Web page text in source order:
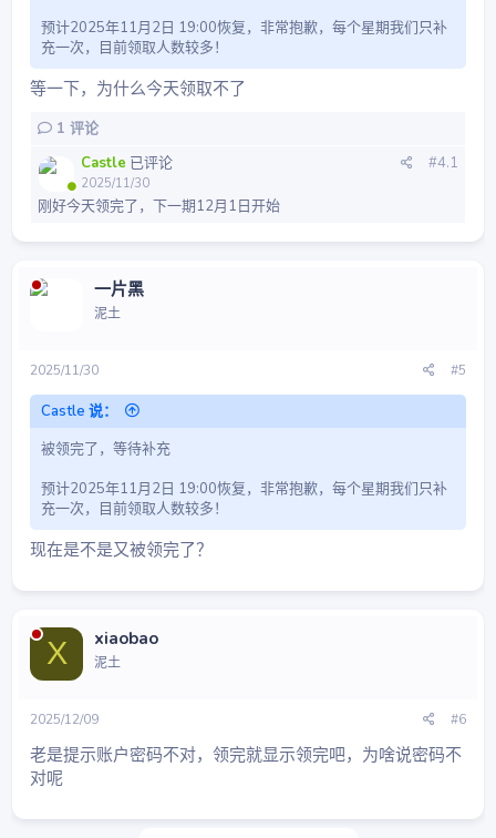
预计2025年11月2日 19:00恢复，非常抱歉，每个星期我们只补
充一次，目前领取人数较多！
等一下，为什么今天领取不了
1 评论
Castle 已评论 #4.1
2025/11/30
刚好今天领完了，下一期12月1日开始
一片黑
泥土
2025/11/30 #5
Castle 说：
被领完了，等待补充
预计2025年11月2日 19:00恢复，非常抱歉，每个星期我们只补
充一次，目前领取人数较多！
现在是不是又被领完了？
X xiaobao
泥土
2025/12/09 #6
老是提示账户密码不对，领完就显示领完吧，为啥说密码不
对呢